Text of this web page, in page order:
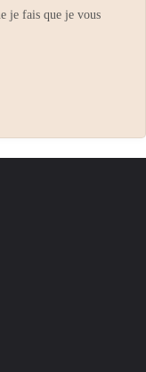
je fais que je vous